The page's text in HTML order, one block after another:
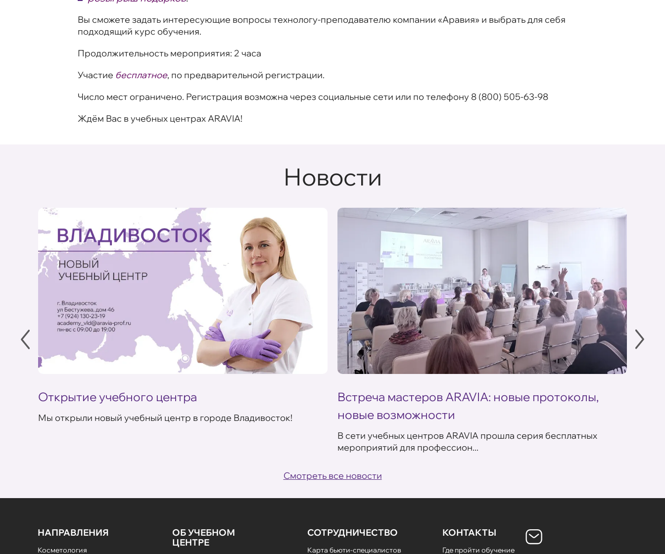
Вы сможете задать интересующие вопросы технологу-преподавателю компании «Аравия» и выбрать для себя
подходящий курс обучения.
Продолжительность мероприятия: 2 часа
Участие бесплатное, по предварительной регистрации.
Число мест ограничено. Регистрация возможна через социальные сети или по телефону 8 (800) 505-63-98
Ждём Вас в учебных центрах ARAVIA!
Новости
Открытие учебного центра
Мы открыли новый учебный центр в городе Владивосток!
Встреча мастеров ARAVIA: новые протоколы,
новые возможности
В сети учебных центров ARAVIA прошла серия бесплатных
мероприятий для профессион...
Смотреть все новости
НАПРАВЛЕНИЯ
Косметология
ОБ УЧЕБНОМ
ЦЕНТРЕ
СОТРУДНИЧЕСТВО
Карта бьюти-специалистов
КОНТАКТЫ
Где пройти обучение